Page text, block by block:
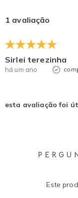
1 avaliação
Sirlei terezinha
há um ano
esta avaliação foi
Este